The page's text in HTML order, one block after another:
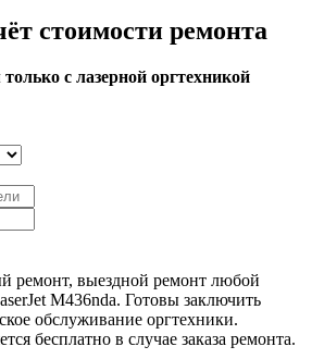
стоимости ремонта
с лазерной оргтехникой
ремонт, выездной ремонт любой
M436nda. Готовы заключить
обслуживание оргтехники.
бесплатно в случае заказа ремонта.